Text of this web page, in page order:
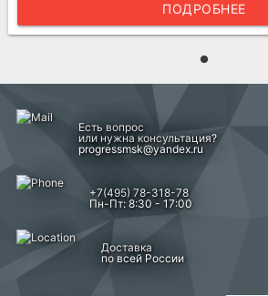
ПОДРОБНЕЕ
Есть вопрос
или нужна консультация?
progressmsk@yandex.ru
+7(495) 78-318-78
Пн-Пт: 8:30 - 17:00
Доставка
по всей России